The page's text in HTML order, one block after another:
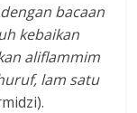
bacaan
kebaikan
aliflammim
lam satu